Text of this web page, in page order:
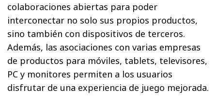
colaboraciones abiertas para poder
interconectar no solo sus propios productos,
sino también con dispositivos de terceros.
Además, las asociaciones con varias empresas
de productos para móviles, tablets, televisores,
PC y monitores permiten a los usuarios
disfrutar de una experiencia de juego mejorada.